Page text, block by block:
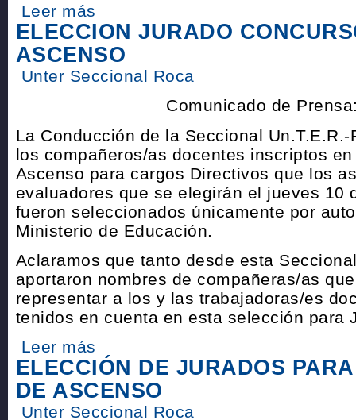
Leer más
ELECCION JURADO
ASCENSO
Unter Seccional Roca
Comunicado de
La Conducción de la Seccional
los compañeros/as docentes inscriptos
Ascenso para cargos Directivos que los
evaluadores que se elegirán el jueves 10
fueron seleccionados únicamente por
Ministerio de Educación.
Aclaramos que tanto desde esta
aportaron nombres de compañeras/as
representar a los y las trabajadoras/es
tenidos en cuenta en esta selección para
Leer más
ELECCIÓN DE JURADOS
DE ASCENSO
Unter Seccional Roca